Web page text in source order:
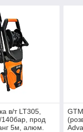
в/т LT305,
140бар, прод
5м, алюм.